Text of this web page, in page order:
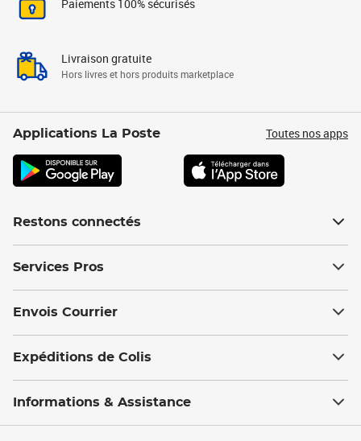
Paiements 100% sécurisés
Livraison gratuite
Hors livres et hors produits marketplace
Applications La Poste Toutes nos apps
Restons connectés
Services Pros
Envois Courrier
Expéditions de Colis
Informations & Assistance